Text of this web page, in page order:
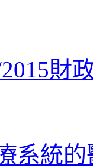
財
系統